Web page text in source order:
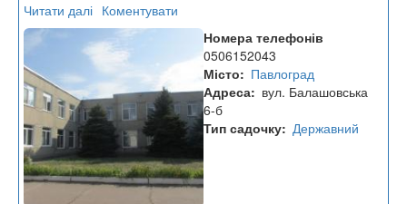
Читати далі про
Заклад
дошкільної
освіти
№65
"Веселі
стежинки"
Коментувати
Номера телефонів
0506152043
Місто
Павлоград
Адреса
вул. Балашовська
6-б
Тип садочку Державний